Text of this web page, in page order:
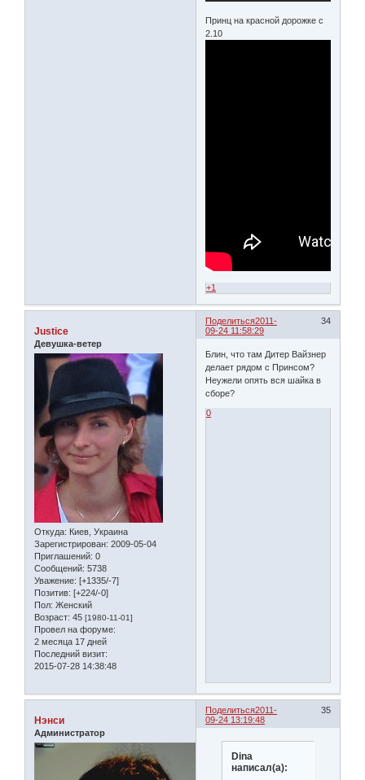
Принц на красной дорожке с
2.10
+1
Поделиться 34
2011-
09-24 11:58:29
Justice
Девушка-ветер
Откуда: Киев, Украина
Зарегистрирован: 2009-05-04
Приглашений: 0
Сообщений: 5738
Уважение: [+1335/-7]
Позитив: [+224/-0]
Пол: Женский
Возраст: 45 [1980-11-01]
Провел на форуме:
2 месяца 17 дней
Последний визит:
2015-07-28 14:38:48
Блин, что там Дитер Вайзнер
делает рядом с Принсом?
Неужели опять вся шайка в
сборе?
0
Поделиться 35
2011-
09-24 13:19:48
Нэнси
Администратор
Dina
написал(а):